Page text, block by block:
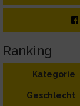
Ranking
Kategorie
Geschlecht